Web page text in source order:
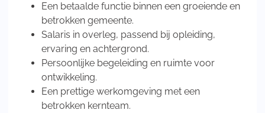
Een betaalde functie binnen een groeiende en
betrokken gemeente.
Salaris in overleg, passend bij opleiding,
ervaring en achtergrond.
Persoonlijke begeleiding en ruimte voor
ontwikkeling.
Een prettige werkomgeving met een
betrokken kernteam.